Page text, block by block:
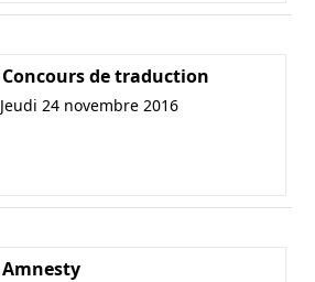
Concours de traduction
Jeudi 24 novembre 2016
Amnesty